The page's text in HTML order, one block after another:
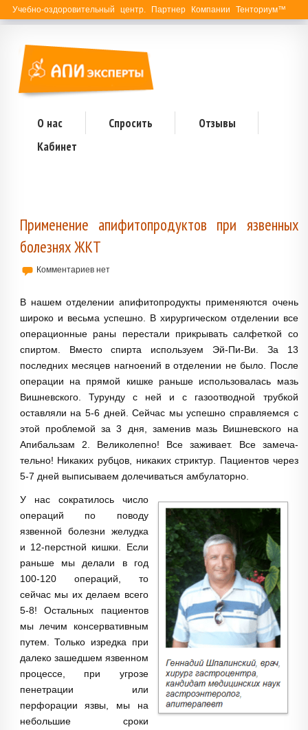
Учебно-оздоровительный центр. Партнер Компании Тенториум™
О нас Спросить
Отзывы
Кабинет
Применение апифитопродуктов при язвенных
болезнях ЖКТ
Комментариев нет
В нашем отделении апифитопродукты применяются очень
широко и весьма успешно. В хирургическом отделении все
операционные раны перестали прикрывать салфеткой со
спиртом. Вместо спирта используем Эй-Пи-Ви. За 13
последних месяцев нагноений в отделении не было. После
операции на прямой кишке раньше использовалась мазь
Вишневского. Турунду с ней и с газоотводной трубкой
оставляли на 5-6 дней. Сейчас мы успешно справляемся с
этой проблемой за 3 дня, заменив мазь Вишневского на
Апибальзам 2. Великолепно! Все заживает. Все замеча­
тельно! Никаких рубцов, никаких стриктур. Пациентов через
5-7 дней выпи­сываем долечиваться амбулаторно.
У нас сократилось число
операций по поводу
язвенной болезни желудка
и 12-перстной кишки. Если
раньше мы делали в год
100-120 операций, то
сейчас мы их делаем всего
5-8! Остальных пациентов
мы лечим консер­вативным
путем. Только изредка при
далеко зашедшем язвенном
процес­се, при угрозе
пенетрации или
перфорации язвы, мы на
небольшие сроки